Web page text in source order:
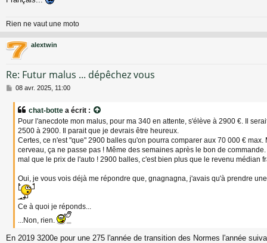
Rien ne vaut une moto
alextwin
Re: Futur malus ... dépêchez vous
M
08 avr. 2025, 11:00
chat-botte a écrit :
Pour l'anecdote mon malus, pour ma 340 en attente, s'élève à 2900 €. Il
2500 à 2900. Il parait que je devrais être heureux.
Certes, ce n'est "que" 2900 balles qu'on pourra comparer aux 70 000 € max.
cerveau, ça ne passe pas ! Même des semaines après le bon de
mal que le prix de l'auto ! 2900 balles, c'est bien plus que le revenu médian
Oui, je vous vois déjà me répondre que, gnagnagna, j'avais qu'à prendre
Ce à quoi je réponds...
...Non, rien.
En 2019 3200e pour une 275 l'année de transition des Normes l'année